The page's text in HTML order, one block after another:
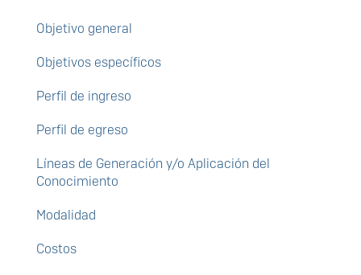
Objetivo general
Objetivos específicos
Perfil de ingreso
Perfil de egreso
Líneas de Generación y/o Aplicación del
Conocimiento
Modalidad
Costos